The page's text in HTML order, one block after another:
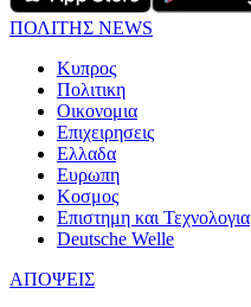
ΠΟΛΙΤΗΣ NEWS
Κυπρος
Πολιτικη
Οικονομια
Επιχειρησεις
Ελλαδα
Ευρωπη
Κοσμος
Επιστημη και Τεχνολογια
Deutsche Welle
ΑΠΟΨΕΙΣ